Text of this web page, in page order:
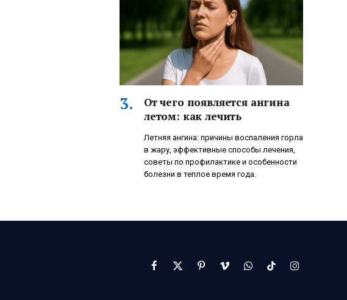
От чего появляется ангина
летом: как лечить
Летняя ангина: причины воспаления горла
в жару, эффективные способы лечения,
советы по профилактике и особенности
болезни в теплое время года.
Facebook
X
PinterestVimeoWhatsAppTikTokInstagram